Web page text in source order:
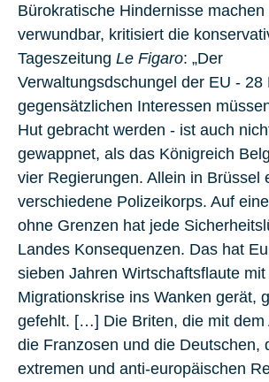
Bürokratische Hindernisse machen
verwundbar, kritisiert die
Tageszeitung Le Figaro: „Der
Verwaltungsdschungel der EU - 28
gegensätzlichen Interessen
Hut gebracht werden - ist auch
gewappnet, als das Königreich
vier Regierungen. Allein in Brüssel
verschiedene Polizeikorps. Auf
ohne Grenzen hat jede
Landes Konsequenzen. Das hat
sieben Jahren Wirtschaftsflaute mit
Migrationskrise ins Wanken gerät,
gefehlt. […] Die Briten, die mit dem
die Franzosen und die Deutschen,
extremen und anti-europäischen